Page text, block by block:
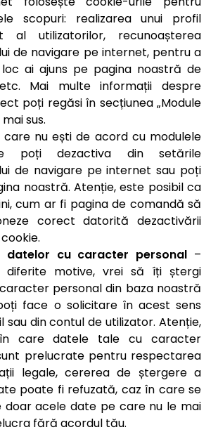
scopuri: realizarea unui profil
al utilizatorilor, recunoașterea
de navigare pe internet, pentru a
ai ajuns pe pagina noastră de
Mai multe informații despre
poți regăsi în secțiunea „Module
sus.
care nu ești de acord cu modulele
poți dezactiva din setările
de navigare pe internet sau poți
noastră. Atenție, este posibil ca
cum ar fi pagina de comandă să
corect datorită dezactivării
datelor cu caracter personal –
diferite motive, vrei să îți ștergi
personal din baza noastră
face o solicitare în acest sens
sau din contul de utilizator. Atenție,
care datele tale cu caracter
prelucrate pentru respectarea
legale, cererea de ștergere a
poate fi refuzată, caz în care se
doar acele date pe care nu le mai
fără acordul tău.